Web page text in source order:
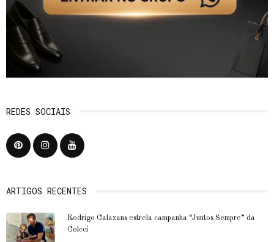
REDES SOCIAIS
ARTIGOS RECENTES
Rodrigo Calazans estrela campanha “Juntos Sempre” da
Colcci